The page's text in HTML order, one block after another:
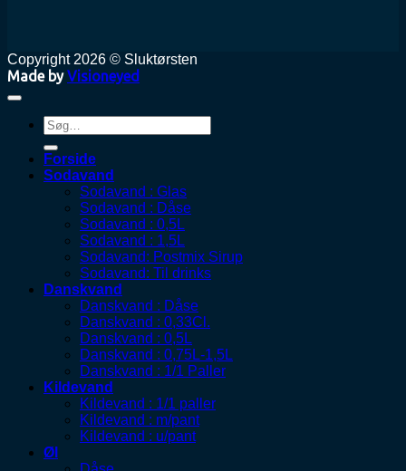
Copyright 2026 © Sluktørsten
Made byVisioneyed
Søg
efter:
Forside
Sodavand
Sodavand : Glas
Sodavand : Dåse
Sodavand : 0,5L
Sodavand : 1,5L
Sodavand: Postmix Sirup
Sodavand: Til drinks
Danskvand
Danskvand : Dåse
Danskvand : 0,33Cl.
Danskvand : 0,5L
Danskvand : 0,75L-1,5L
Danskvand : 1/1 Paller
Kildevand
Kildevand : 1/1 paller
Kildevand : m/pant
Kildevand : u/pant
Øl